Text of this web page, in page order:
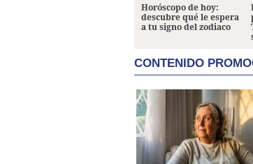
Horóscopo de hoy:
descubre qué le espera
a tu signo del zodiaco
CONTENIDO